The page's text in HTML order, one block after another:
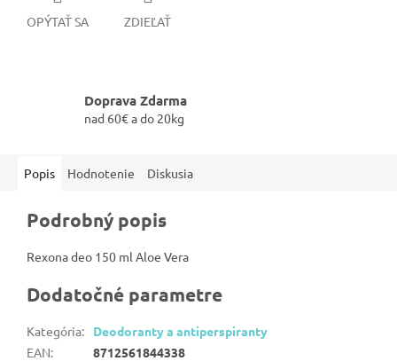
OPÝTAŤ SA ZDIEĽAŤ
Doprava Zdarma
nad 60€ a do 20kg
Popis Hodnotenie Diskusia
Podrobný popis
Rexona deo 150 ml Aloe Vera
Dodatočné parametre
Kategória:
Deodoranty a antiperspiranty
EAN: 8712561844338